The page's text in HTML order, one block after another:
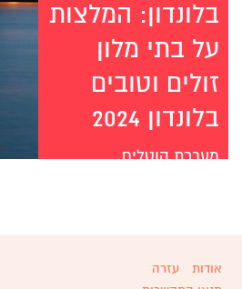
בלונדון: המלצות
על בתי מלון
זולים וטובים
בלונדון 2024
מערכת הוטלים
אודות
עזרה